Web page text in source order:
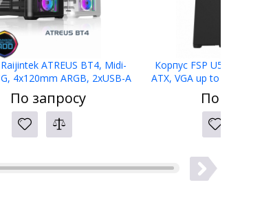
ATREUS BT4, Midi-
4x120mm ARGB, 2xUSB-A
Type-C , E-ATX, ATX, mATX,
mITX Black
По запросу
Корпус FSP U530-BS,
ATX, VGA up to
Without
По